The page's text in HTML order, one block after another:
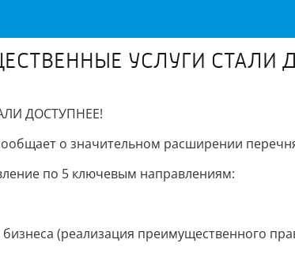
УСЛУГИ СТАЛИ
ДОСТУПНЕЕ!
о значительном расширении
по 5 ключевым направлениям:
(реализация преимущественного